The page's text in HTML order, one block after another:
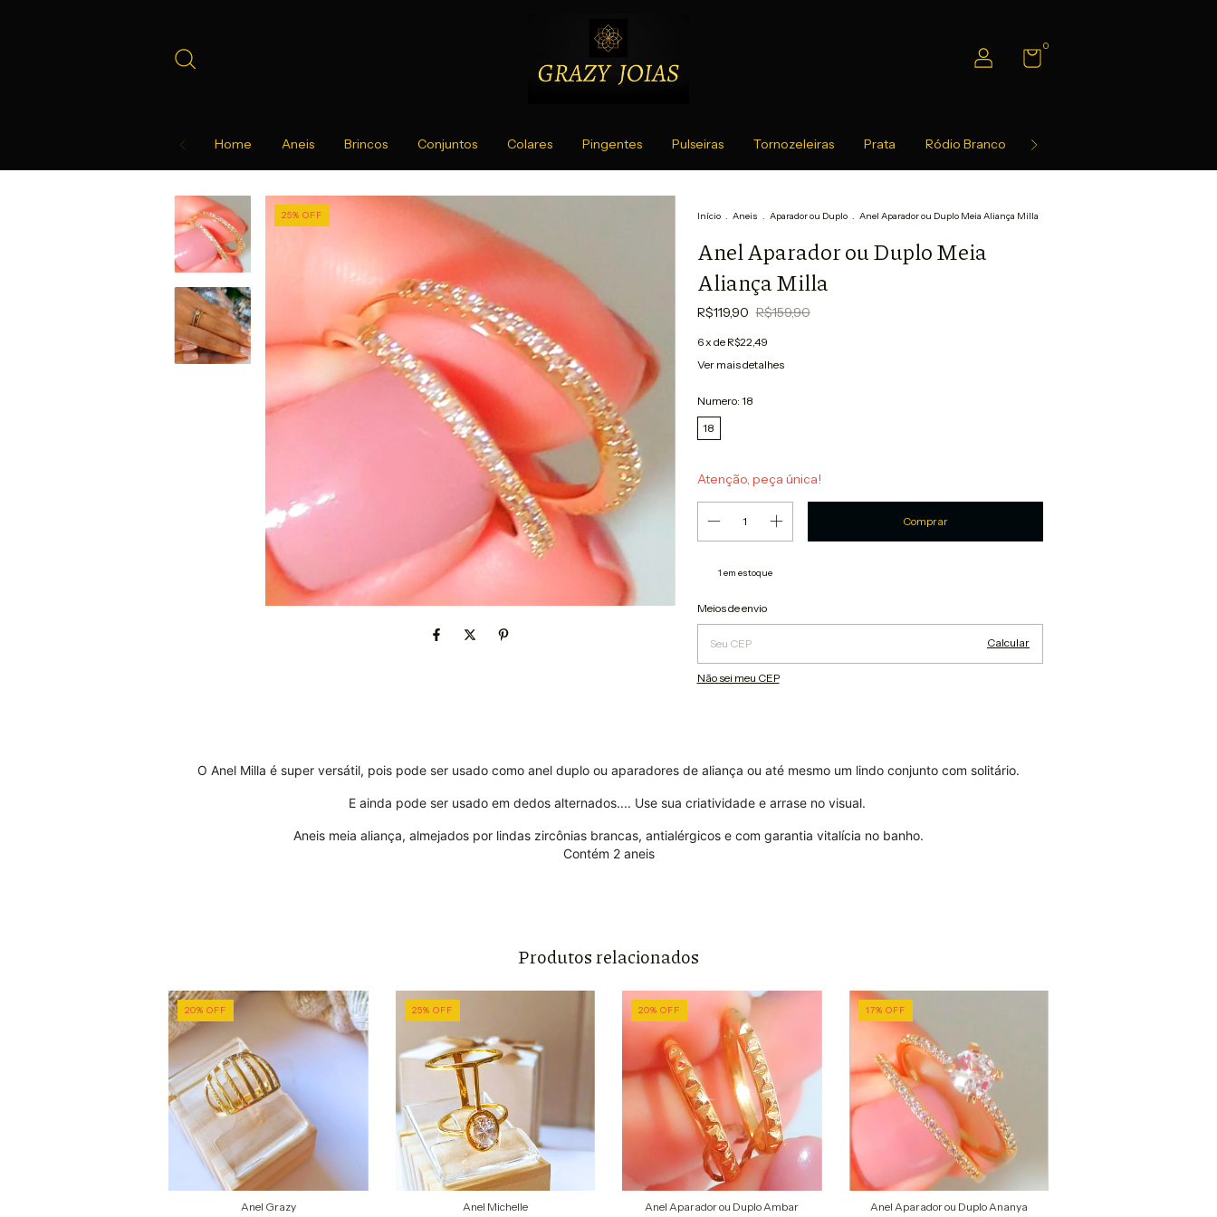
0
Home Aneis Brincos Conjuntos Colares Pingentes Pulseiras Tornozeleiras Prata Ródio Branco Ródio Negro
25% OFF Início . Aneis . Aparador ou Duplo . Anel Aparador ou Duplo Meia Aliança Milla
Anel Aparador ou Duplo Meia
Aliança Milla
R$119,90 R$159,90
6x de R$22,49
Ver mais detalhes
Numero: 18
18
Atenção, peça única!
1 em estoque
Entregas para o CEP:
Meios de envio
Calcular
Não sei meu CEP
O Anel Milla é super versátil, pois pode ser usado como anel duplo ou aparadores de aliança ou até mesmo um lindo conjunto com solitário.
E ainda pode ser usado em dedos alternados.... Use sua criatividade e arrase no visual.
Aneis meia aliança, almejados por lindas zircônias brancas, antialérgicos e com garantia vitalícia no banho.
Contém 2 aneis
Produtos relacionados
20% OFF
Anel Grazy
25% OFF
Anel Michelle
20% OFF
Anel Aparador ou Duplo Ambar
17% OFF
Anel Aparador ou Duplo Ananya